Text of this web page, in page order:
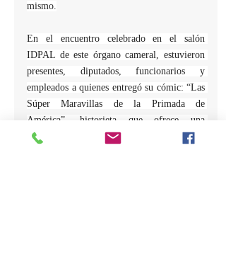
mismo.
En el encuentro celebrado en el salón
IDPAL de este órgano cameral, estuvieron
presentes, diputados, funcionarios y
empleados a quienes entregó su cómic: “Las
Súper Maravillas de la Primada de
América”, historieta que ofrece una
enriquecedora visión de la historia y la